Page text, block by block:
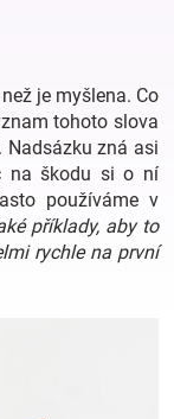
je myšlena. Co
tohoto slova
zná asi
na škodu si o ní
používáme v
příklady, aby to
rychle na první